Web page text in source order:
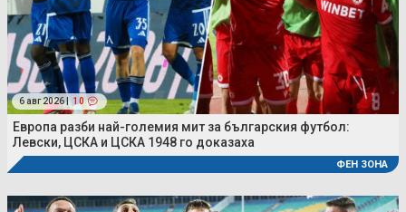
6 авг 2026 | 10
Европа разби най-големия мит за българския футбол:
Левски, ЦСКА и ЦСКА 1948 го доказаха
ФЕН ЗОНА